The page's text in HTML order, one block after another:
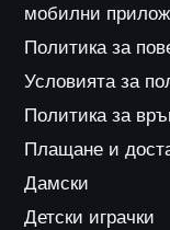
мобилни
Политика за
Условията за
Политика за
Плащане и
Дамски
Детски играчки